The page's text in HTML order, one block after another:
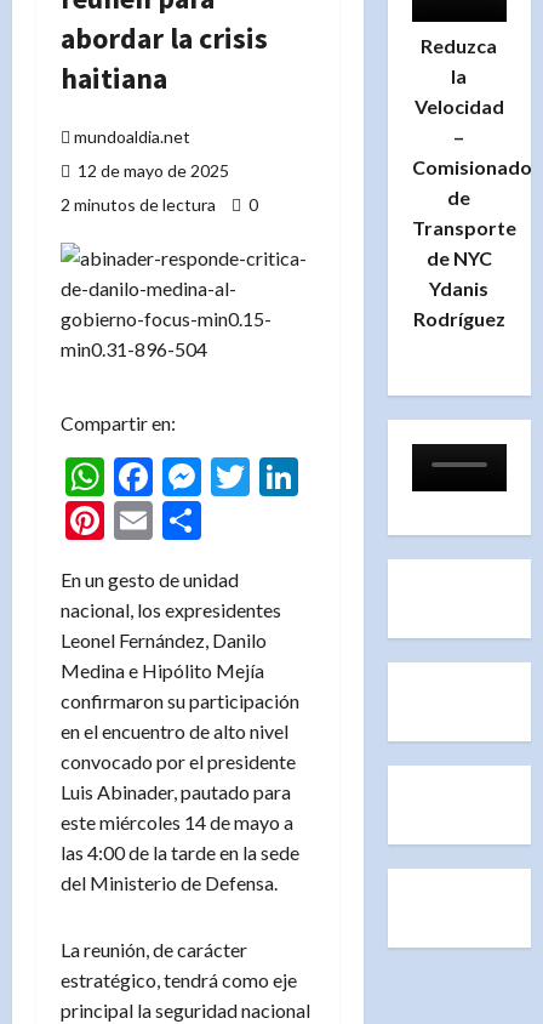
abordar la crisis
haitiana
mundoaldia.net
12 de mayo de 2025
2 minutos de lectura
0
Compartir en:
WhatsApp
Facebook
Messenger
TwitterLinkedIn
Pinterest
Email
En un gesto de unidad
nacional, los expresidentes
Leonel Fernández, Danilo
Medina e Hipólito Mejía
confirmaron su participación
en el encuentro de alto nivel
convocado por el presidente
Luis Abinader, pautado para
este miércoles 14 de mayo a
las 4:00 de la tarde en la sede
del Ministerio de Defensa.
La reunión, de carácter
estratégico, tendrá como eje
principal la seguridad nacional
Reduzca
la
Velocidad
–
Comisionado
de
Transporte
de NYC
Ydanis
Rodríguez